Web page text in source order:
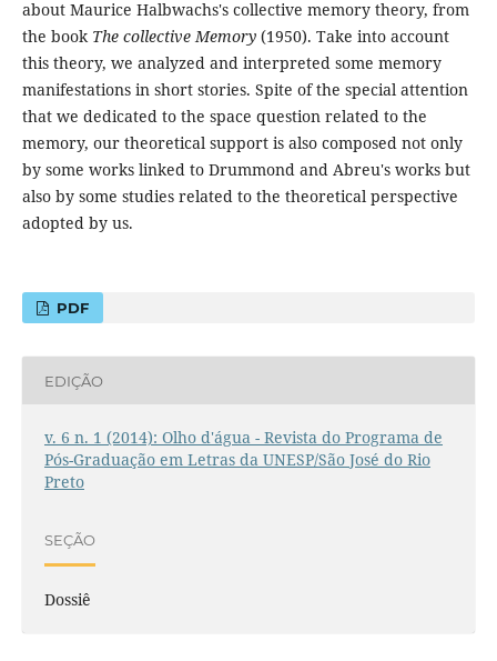
about Maurice Halbwachs's collective memory theory, from
the book The collective Memory(1950). Take into account
this theory, we analyzed and interpreted some memory
manifestations in short stories. Spite of the special attention
that we dedicated to the space question related to the
memory, our theoretical support is also composed not only
by some works linked to Drummond and Abreu's works but
also by some studies related to the theoretical perspective
adopted by us.
PDF
EDIÇÃO
v. 6 n. 1 (2014): Olho d'água - Revista do Programa de
Pós-Graduação em Letras da UNESP/São José do Rio
Preto
SEÇÃO
Dossiê